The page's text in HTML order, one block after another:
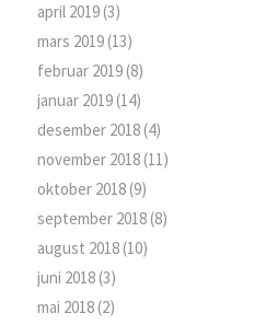
april 2019(3)
mars 2019(13)
februar 2019(8)
januar 2019(14)
desember 2018(4)
november 2018(11)
oktober 2018(9)
september 2018(8)
august 2018(10)
juni 2018(3)
mai 2018(2)